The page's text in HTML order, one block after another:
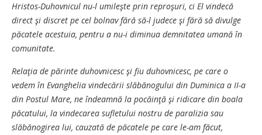
Hristos-Duhovnicul nu-l umileşte prin reproşuri, ci El vindecă
direct şi discret pe cel bolnav fără să-l judece şi fără să divulge
păcatele acestuia, pentru a nu-i diminua demnitatea umană în
comunitate.
Relaţia de părinte duhovnicesc şi fiu duhovnicesc, pe care o
vedem în Evanghelia vindecării slăbănogului din Duminica a II-a
din Postul Mare, ne îndeamnă la pocăinţă şi ridicare din boala
păcatului, la vindecarea sufletului nostru de paralizia sau
slăbănogirea lui, cauzată de păcatele pe care le-am făcut,